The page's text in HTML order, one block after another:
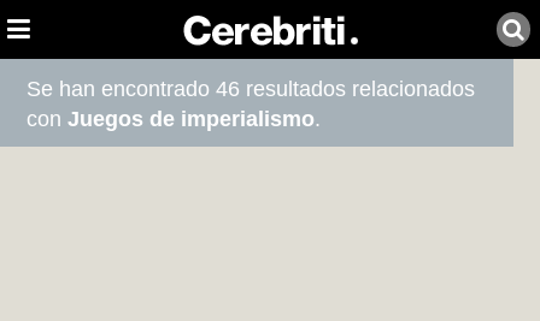
Se han encontrado 46 resultados relacionados
conJuegos de imperialismo.